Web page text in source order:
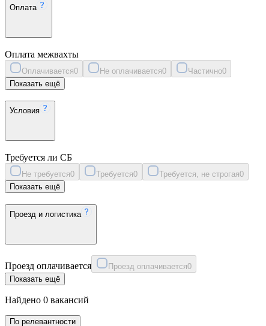
Оплата
Оплата межвахты
Оплачивается0 Не оплачивается0 Частично0
Показать ещё
Условия
Требуется ли СБ
Не требуется0 Требуется0 Требуется, не строгая0
Показать ещё
Проезд и логистика
Проезд оплачивается Проезд оплачивается0
Показать ещё
Найдено 0 вакансий
По релевантности